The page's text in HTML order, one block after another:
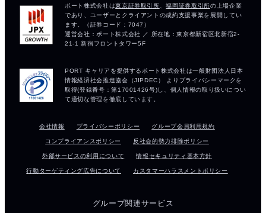
会社情報 プライバシーポリシー グループ会員利用規約
コンプライアンスポリシー 反社会的勢力排除ポリシー
外部サービスの利用について 情報セキュリティ基本方針
行動ターゲティング広告について カスタマーハラスメントポリシー